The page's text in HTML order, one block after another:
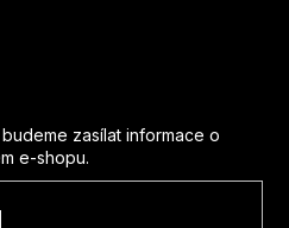
zasílat informace o
e-shopu.